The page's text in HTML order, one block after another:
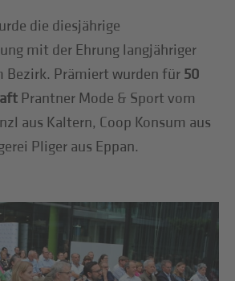
die diesjährige
mit der Ehrung langjähriger
Bezirk. Prämiert wurden für 50
Prantner Mode & Sport vom
aus Kaltern, Coop Konsum aus
Pliger aus Eppan.